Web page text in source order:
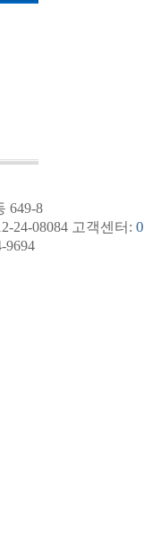
649-8
24-08084 고객센터: 0
9694